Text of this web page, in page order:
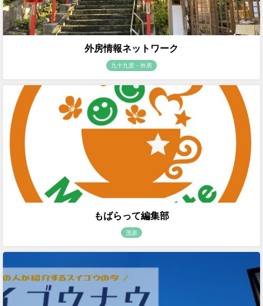
外房情報ネットワーク
九十九里・外房
もばらって編集部
茂原